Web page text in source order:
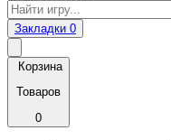
Закладки 0
Корзина
Товаров
0